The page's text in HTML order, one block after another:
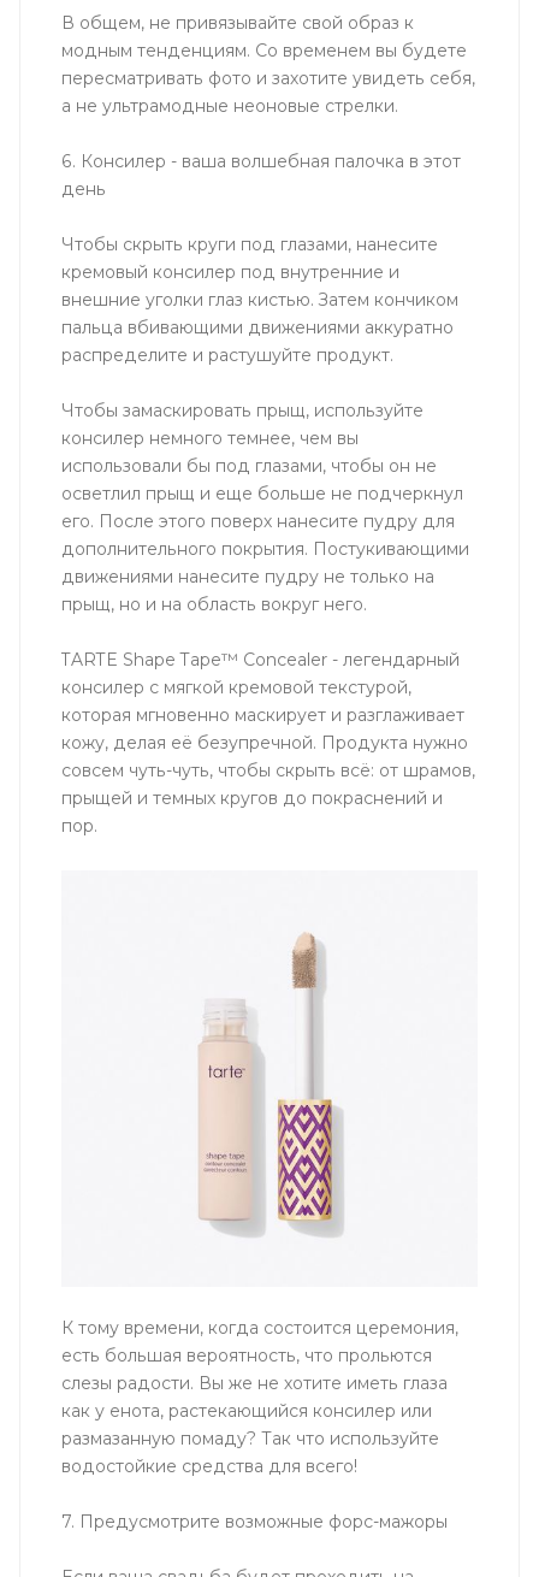
В общем, не привязывайте свой образ к
модным тенденциям. Со временем вы будете
пересматривать фото и захотите увидеть себя,
а не ультрамодные неоновые стрелки.
6. Консилер - ваша волшебная палочка в этот
день
Чтобы скрыть круги под глазами, нанесите
кремовый консилер под внутренние и
внешние уголки глаз кистью. Затем кончиком
пальца вбивающими движениями аккуратно
распределите и растушуйте продукт.
Чтобы замаскировать прыщ, используйте
консилер немного темнее, чем вы
использовали бы под глазами, чтобы он не
осветлил прыщ и еще больше не подчеркнул
его. После этого поверх нанесите пудру для
дополнительного покрытия. Постукивающими
движениями нанесите пудру не только на
прыщ, но и на область вокруг него.
TARTE Shape Tape™ Concealer - легендарный
консилер с мягкой кремовой текстурой,
которая мгновенно маскирует и разглаживает
кожу, делая её безупречной. Продукта нужно
совсем чуть-чуть, чтобы скрыть всё: от шрамов,
прыщей и темных кругов до покраснений и
пор.
К тому времени, когда состоится церемония,
есть большая вероятность, что прольются
слезы радости. Вы же не хотите иметь глаза
как у енота, растекающийся консилер или
размазанную помаду? Так что используйте
водостойкие средства для всего!
7. Предусмотрите возможные форс-мажоры